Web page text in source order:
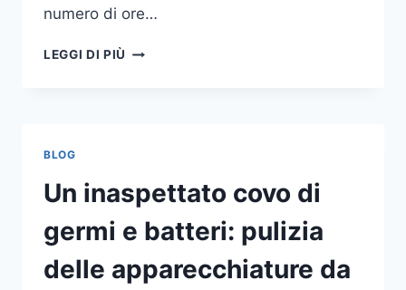
numero di ore…
LEGGI DI PIÙ COME
BLOG
Un inaspettato covo di
germi e batteri: pulizia
delle apparecchiature da